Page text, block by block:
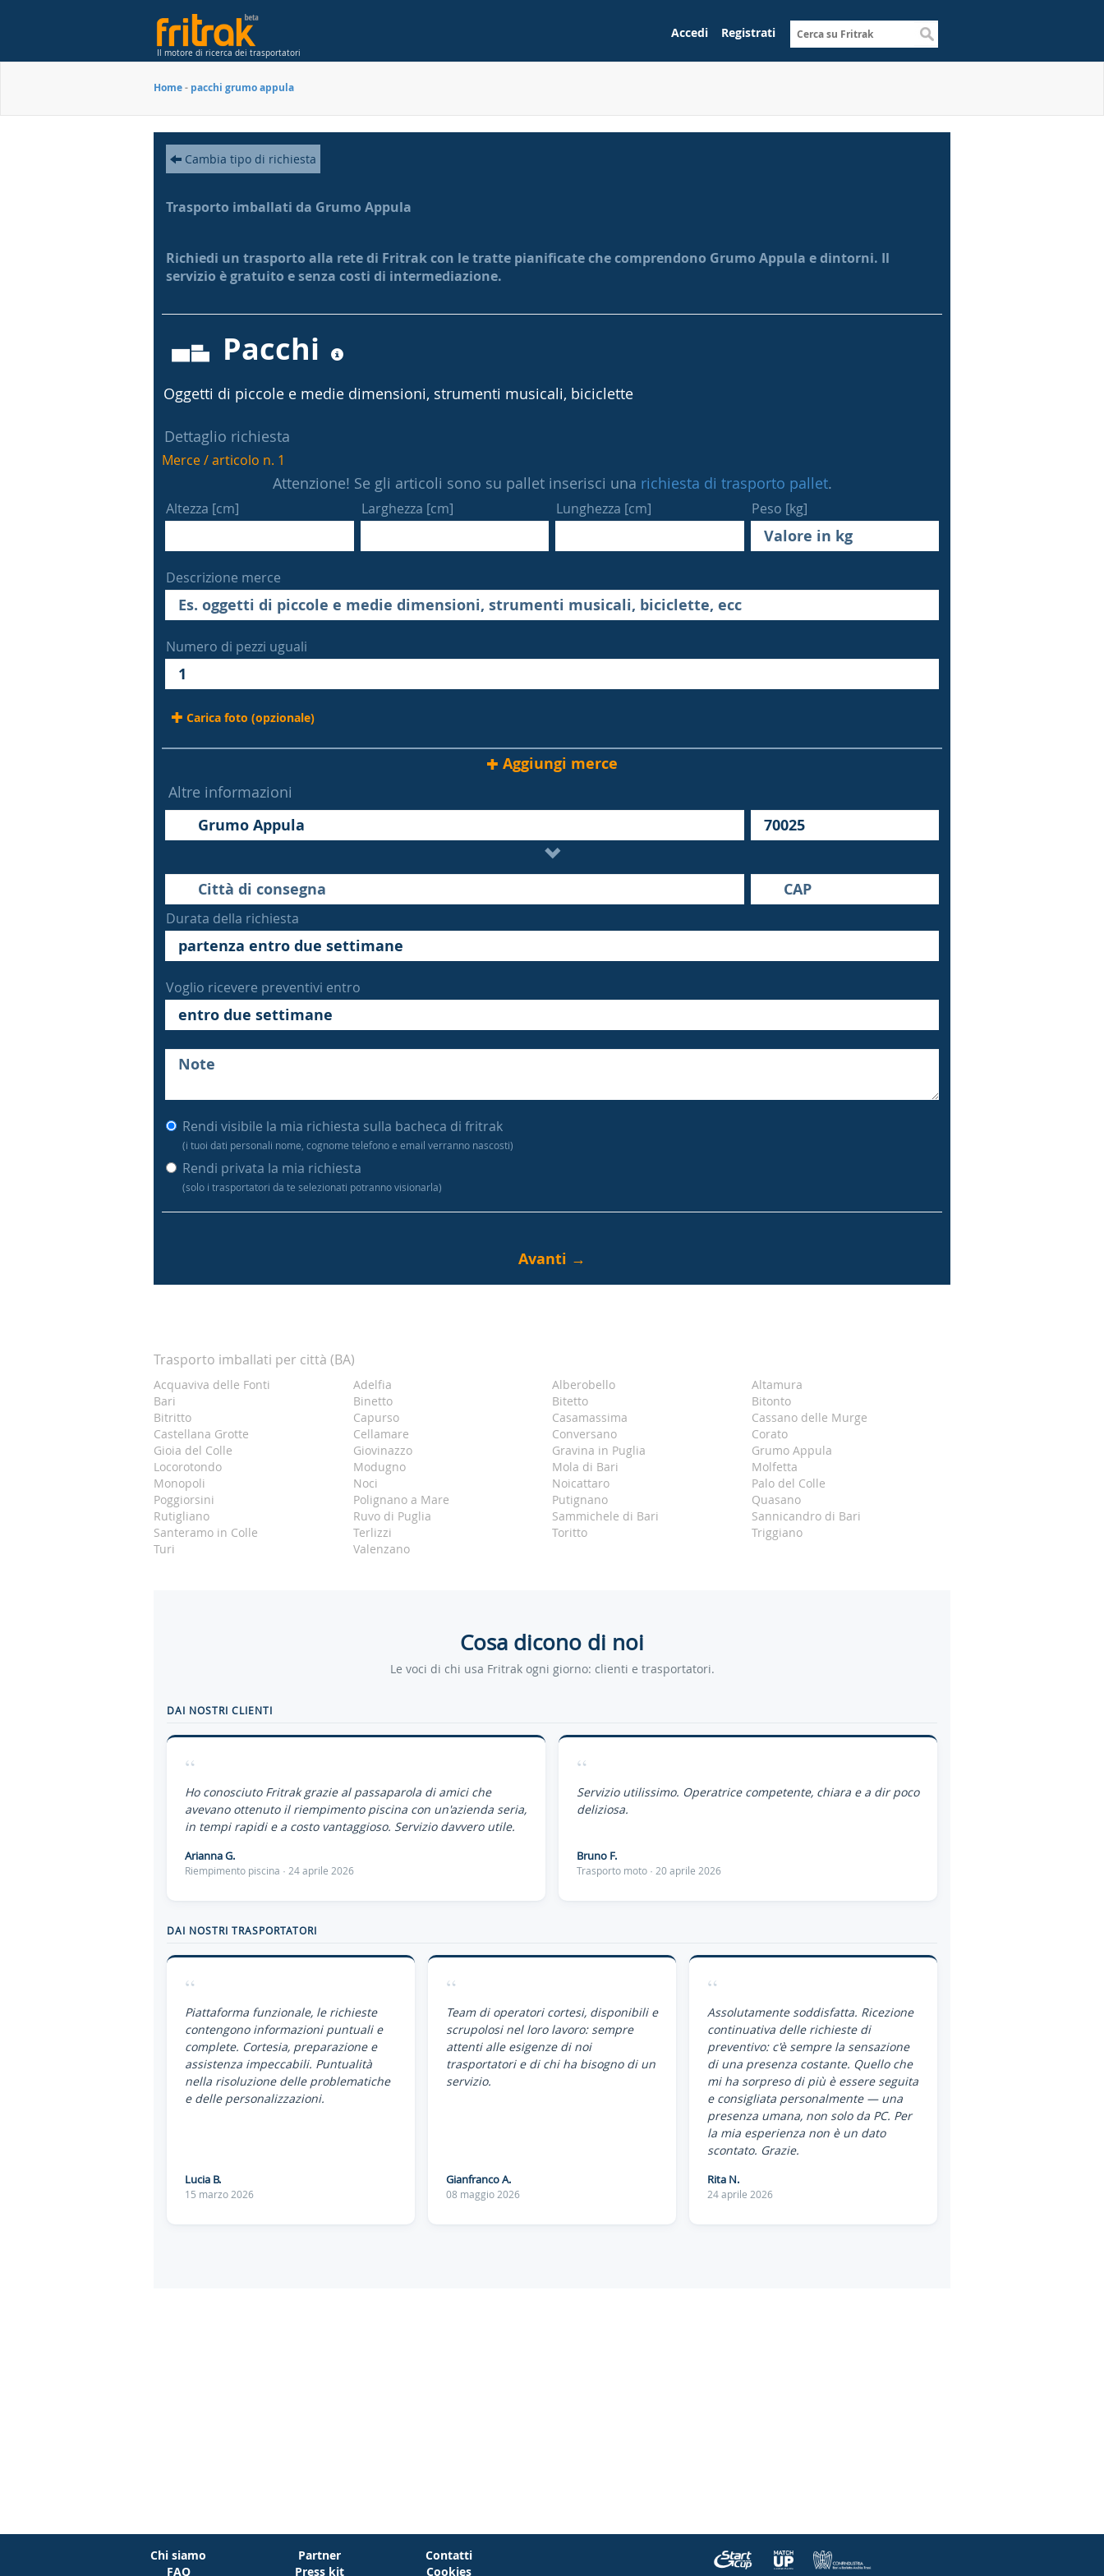
Il motore di ricerca dei trasportatori
Accedi Registrati
Home- pacchi grumo appula
Cambia tipo di richiesta
Trasporto imballati da Grumo Appula
Richiedi un trasporto alla rete di Fritrak con le tratte pianificate che comprendono Grumo Appula e dintorni. Il
servizio è gratuito e senza costi di intermediazione.
Pacchi
Oggetti di piccole e medie dimensioni, strumenti musicali, biciclette
Dettaglio richiesta
Merce / articolo n. 1
Attenzione! Se gli articoli sono su pallet inserisci una richiesta di trasporto pallet.
Altezza [cm] Larghezza [cm] Lunghezza [cm] Peso [kg]
Descrizione merce
Numero di pezzi uguali
Carica foto (opzionale)
Aggiungi merce
Altre informazioni
Durata della richiesta
Voglio ricevere preventivi entro
Rendi visibile la mia richiesta sulla bacheca di fritrak
(i tuoi dati personali nome, cognome telefono e email verranno nascosti)
Rendi privata la mia richiesta
(solo i trasportatori da te selezionati potranno visionarla)
Trasporto imballati per città (BA)
Acquaviva delle Fonti Adelfia Alberobello
Altamura
Bari
Binetto Bitetto
Bitonto
Bitritto
Capurso Casamassima
Cassano delle Murge
Castellana Grotte
Cellamare Conversano
Corato
Gioia del Colle
Giovinazzo Gravina in Puglia
Grumo Appula
Locorotondo
Modugno Mola di Bari
Molfetta
Monopoli
Noci Noicattaro
Palo del Colle
Poggiorsini
Polignano a Mare Putignano
Quasano
Rutigliano
Ruvo di Puglia Sammichele di Bari
Sannicandro di Bari
Santeramo in Colle
Terlizzi Toritto
Triggiano
Turi
Valenzano
Cosa dicono di noi
Le voci di chi usa Fritrak ogni giorno: clienti e trasportatori.
DAI NOSTRI CLIENTI
“
Ho conosciuto Fritrak grazie al passaparola di amici che
avevano ottenuto il riempimento piscina con un'azienda seria,
in tempi rapidi e a costo vantaggioso. Servizio davvero utile.
Arianna G.
Riempimento piscina · 24 aprile 2026
“
Servizio utilissimo. Operatrice competente, chiara e a dir poco
deliziosa.
Bruno F.
Trasporto moto · 20 aprile 2026
DAI NOSTRI TRASPORTATORI
“
Piattaforma funzionale, le richieste
contengono informazioni puntuali e
complete. Cortesia, preparazione e
assistenza impeccabili. Puntualità
nella risoluzione delle problematiche
e delle personalizzazioni.
Lucia B.
15 marzo 2026
“
Team di operatori cortesi, disponibili e
scrupolosi nel loro lavoro: sempre
attenti alle esigenze di noi
trasportatori e di chi ha bisogno di un
servizio.
Gianfranco A.
08 maggio 2026
“
Assolutamente soddisfatta. Ricezione
continuativa delle richieste di
preventivo: c'è sempre la sensazione
di una presenza costante. Quello che
mi ha sorpreso di più è essere seguita
e consigliata personalmente — una
presenza umana, non solo da PC. Per
la mia esperienza non è un dato
scontato. Grazie.
Rita N.
24 aprile 2026
Chi siamo
FAQ
Partner
Press kit
Contatti
Cookies